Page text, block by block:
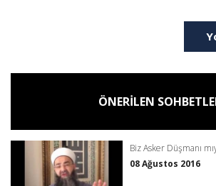
ÖNERİLEN
Biz Asker Düşmanı
08 Ağustos 2016